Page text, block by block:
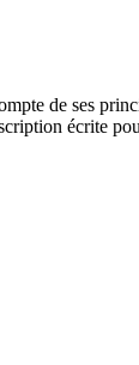
de ses
écrite